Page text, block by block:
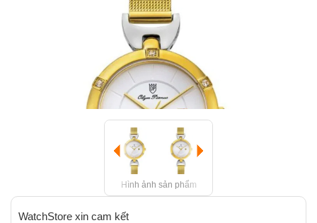
Hình ảnh sản phẩm
WatchStore xin cam kết